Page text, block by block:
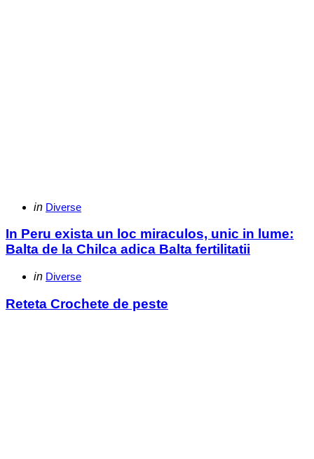
Categories
Posted
in Diverse
In Peru exista un loc miraculos, unic in lume:
Balta de la Chilca adica Balta fertilitatii
Categories
Posted
in Diverse
Reteta Crochete de peste